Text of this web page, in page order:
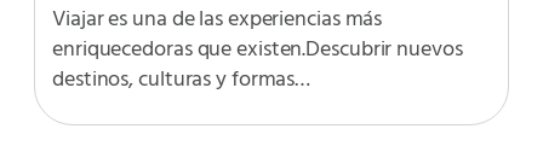
Viajar es una de las experiencias más
enriquecedoras que existen.Descubrir nuevos
destinos, culturas y formas…